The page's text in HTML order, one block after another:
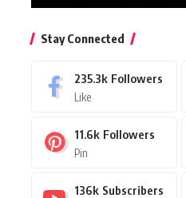
Stay Connected
235.3k Followers
Like
11.6k Followers
Pin
136k Subscribers